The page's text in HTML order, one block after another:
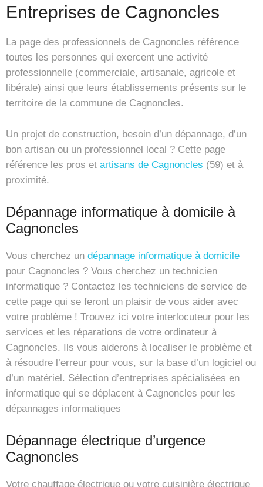
Entreprises de Cagnoncles
La page des professionnels de Cagnoncles référence
toutes les personnes qui exercent une activité
professionnelle (commerciale, artisanale, agricole et
libérale) ainsi que leurs établissements présents sur le
territoire de la commune de Cagnoncles.
Un projet de construction, besoin d’un dépannage, d’un
bon artisan ou un professionnel local ? Cette page
référence les pros et artisans de Cagnoncles (59) et à
proximité.
Dépannage informatique à domicile à
Cagnoncles
Vous cherchez un dépannage informatique à domicile
pour Cagnoncles ? Vous cherchez un technicien
informatique ? Contactez les techniciens de service de
cette page qui se feront un plaisir de vous aider avec
votre problème ! Trouvez ici votre interlocuteur pour les
services et les réparations de votre ordinateur à
Cagnoncles. Ils vous aiderons à localiser le problème et
à résoudre l’erreur pour vous, sur la base d’un logiciel ou
d’un matériel. Sélection d’entreprises spécialisées en
informatique qui se déplacent à Cagnoncles pour les
dépannages informatiques
Dépannage électrique d’urgence
Cagnoncles
Votre chauffage électrique ou votre cuisinière électrique